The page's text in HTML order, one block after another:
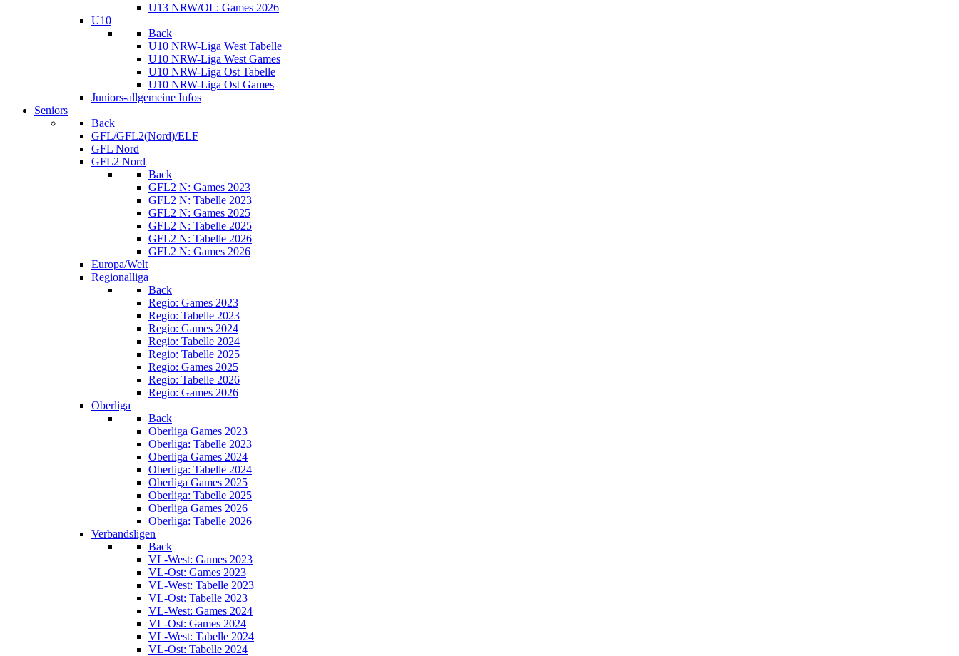
U13 NRW/OL: Games 2026
U10
Back
U10 NRW-Liga West Tabelle
U10 NRW-Liga West Games
U10 NRW-Liga Ost Tabelle
U10 NRW-Liga Ost Games
Juniors-allgemeine Infos
Seniors
Back
GFL/GFL2(Nord)/ELF
GFL Nord
GFL2 Nord
Back
GFL2 N: Games 2023
GFL2 N: Tabelle 2023
GFL2 N: Games 2025
GFL2 N: Tabelle 2025
GFL2 N: Tabelle 2026
GFL2 N: Games 2026
Europa/Welt
Regionalliga
Back
Regio: Games 2023
Regio: Tabelle 2023
Regio: Games 2024
Regio: Tabelle 2024
Regio: Tabelle 2025
Regio: Games 2025
Regio: Tabelle 2026
Regio: Games 2026
Oberliga
Back
Oberliga Games 2023
Oberliga: Tabelle 2023
Oberliga Games 2024
Oberliga: Tabelle 2024
Oberliga Games 2025
Oberliga: Tabelle 2025
Oberliga Games 2026
Oberliga: Tabelle 2026
Verbandsligen
Back
VL-West: Games 2023
VL-Ost: Games 2023
VL-West: Tabelle 2023
VL-Ost: Tabelle 2023
VL-West: Games 2024
VL-Ost: Games 2024
VL-West: Tabelle 2024
VL-Ost: Tabelle 2024